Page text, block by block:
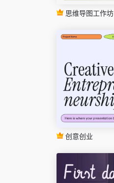
思维导图工作坊
创意创业